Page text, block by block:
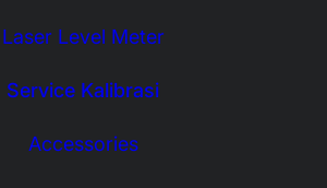
Laser Level Meter
Service Kalibrasi
Accessories